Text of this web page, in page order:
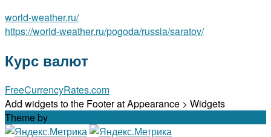
world-weather.ru/
https://world-weather.ru/pogoda/russia/saratov/
Курс валют
FreeCurrencyRates.com
Add widgets to the Footer at Appearance > Widgets
Theme by